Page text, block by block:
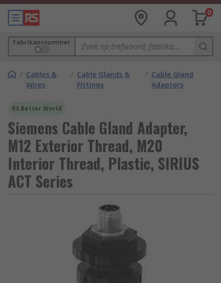
0
Fabrikantnummer
/ Cables &
Wires
/ Cable Glands &
Fittings
/ Cable Gland
Adaptors
RS Better World
Siemens Cable Gland Adapter,
M12 Exterior Thread, M20
Interior Thread, Plastic, SIRIUS
ACT Series